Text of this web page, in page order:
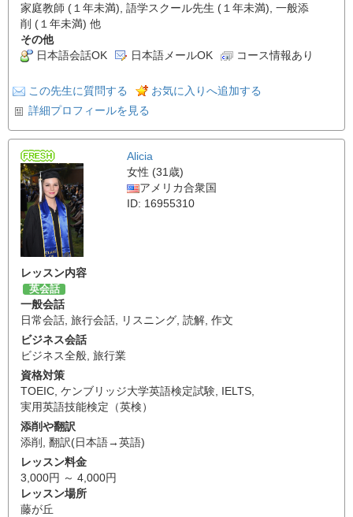
家庭教師 (１年未満), 語学スクール先生 (１年未満), 一般添
削 (１年未満) 他
その他
日本語会話OK
日本語メールOK コース情報あり
この先生に質問する
お気に入りへ追加する
詳細プロフィールを見る
Alicia
女性 (31歳)
アメリカ合衆国
ID: 16955310
レッスン内容
英会話
一般会話
日常会話, 旅行会話, リスニング, 読解, 作文
ビジネス会話
ビジネス全般, 旅行業
資格対策
TOEIC, ケンブリッジ大学英語検定試験, IELTS,
実用英語技能検定（英検）
添削や翻訳
添削 , 翻訳(日本語→英語)
レッスン料金
3,000円 ～ 4,000円
レッスン場所
藤が丘